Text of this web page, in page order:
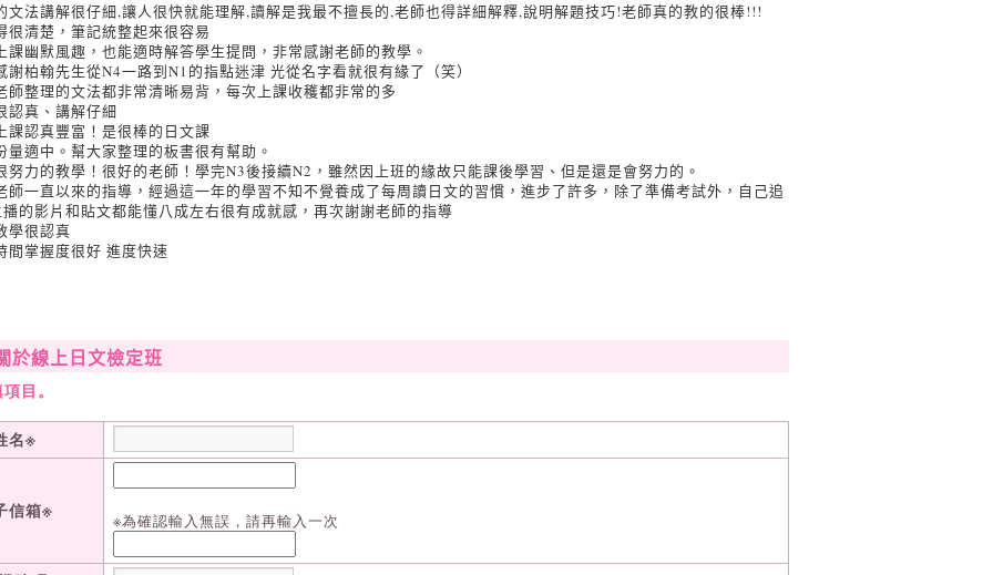
文法講解很仔細,讓人很快就能理解,讀解是我最不擅長的,老師也得詳細解釋,說明解題技巧!老師真的教的很棒!!!
很清楚，筆記統整起來很容易
課幽默風趣，也能適時解答學生提問，非常感謝老師的教學。
謝柏翰先生從N4一路到N1的指點迷津 光從名字看就很有緣了（笑）
師整理的文法都非常清晰易背，每次上課收穫都非常的多
認真、講解仔細
課認真豐富！是很棒的日文課
量適中。幫大家整理的板書很有幫助。
努力的教學！很好的老師！學完N3後接續N2，雖然因上班的緣故只能課後學習、但是還是會努力的。
師一直以來的指導，經過這一年的學習不知不覺養成了每周讀日文的習慣，進步了許多，除了準備考試外，自己追
的影片和貼文都能懂八成左右很有成就感，再次謝謝老師的指導
學很認真
間掌握度很好 進度快速
於線上日文檢定班
目。
名※
信箱※ ※為確認輸入無誤，請再輸入一次